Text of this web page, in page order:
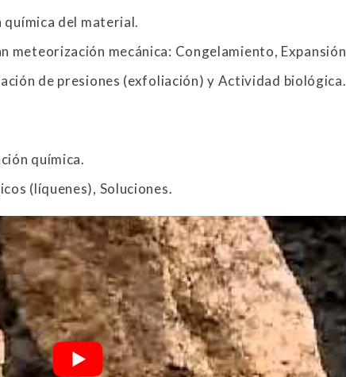
química del material.
meteorización mecánica: Congelamiento, Expansión
de presiones (exfoliación) y Actividad biológica.
química.
(líquenes), Soluciones.